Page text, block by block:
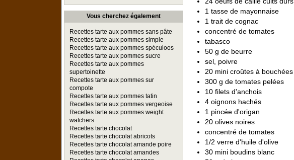
Vous cherchez également
Recettes tarte aux pommes sans pâte
Recettes tarte aux pommes simple
Recettes tarte aux pommes spéculoos
Recettes tarte aux pommes sucre
Recettes tarte aux pommes
supertoinette
Recettes tarte aux pommes sur
compote
Recettes tarte aux pommes tatin
Recettes tarte aux pommes vergeoise
Recettes tarte aux pommes weight
watchers
Recettes tarte chocolat
Recettes tarte chocolat abricots
Recettes tarte chocolat amande poire
Recettes tarte chocolat amandes
1 tasse de mayonnaise
1 trait de cognac
concentré de tomates
tabasco
50 g de beurre
sel, poivre
20 mini croûtes à bouchées
300 g de tomates pelées
10 filets d'anchois
4 oignons hachés
1 pincée d'origan
20 olives noires
concentré de tomates
1/2 verre d'huile d'olive
30 mini boudins blanc